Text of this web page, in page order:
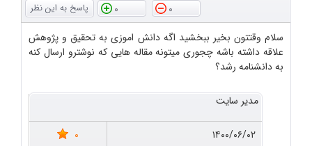
0
0
سلام وقتتون بخیر ببخشید اگه دانش اموزی به تحقیق و پژوهش
علاقه داشته باشه چجوری میتونه مقاله هایی که نوشترو ارسال کنه
به دانشنامه رشد؟
مدیر سایت
۱۴۰۰/۰۶/۰۲
0